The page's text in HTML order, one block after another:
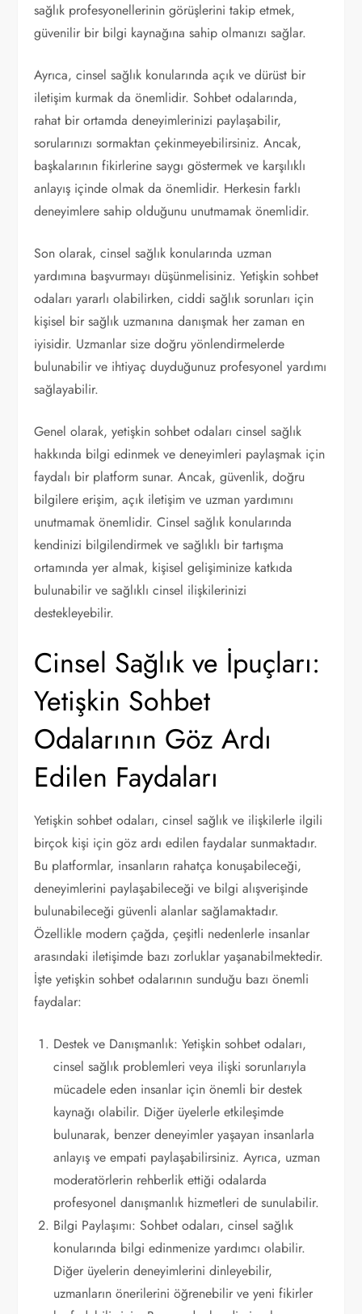
sağlık profesyonellerinin görüşlerini takip etmek,
güvenilir bir bilgi kaynağına sahip olmanızı sağlar.
Ayrıca, cinsel sağlık konularında açık ve dürüst bir
iletişim kurmak da önemlidir. Sohbet odalarında,
rahat bir ortamda deneyimlerinizi paylaşabilir,
sorularınızı sormaktan çekinmeyebilirsiniz. Ancak,
başkalarının fikirlerine saygı göstermek ve karşılıklı
anlayış içinde olmak da önemlidir. Herkesin farklı
deneyimlere sahip olduğunu unutmamak önemlidir.
Son olarak, cinsel sağlık konularında uzman
yardımına başvurmayı düşünmelisiniz. Yetişkin sohbet
odaları yararlı olabilirken, ciddi sağlık sorunları için
kişisel bir sağlık uzmanına danışmak her zaman en
iyisidir. Uzmanlar size doğru yönlendirmelerde
bulunabilir ve ihtiyaç duyduğunuz profesyonel yardımı
sağlayabilir.
Genel olarak, yetişkin sohbet odaları cinsel sağlık
hakkında bilgi edinmek ve deneyimleri paylaşmak için
faydalı bir platform sunar. Ancak, güvenlik, doğru
bilgilere erişim, açık iletişim ve uzman yardımını
unutmamak önemlidir. Cinsel sağlık konularında
kendinizi bilgilendirmek ve sağlıklı bir tartışma
ortamında yer almak, kişisel gelişiminize katkıda
bulunabilir ve sağlıklı cinsel ilişkilerinizi
destekleyebilir.
Cinsel Sağlık ve İpuçları:
Yetişkin Sohbet
Odalarının Göz Ardı
Edilen Faydaları
Yetişkin sohbet odaları, cinsel sağlık ve ilişkilerle ilgili
birçok kişi için göz ardı edilen faydalar sunmaktadır.
Bu platformlar, insanların rahatça konuşabileceği,
deneyimlerini paylaşabileceği ve bilgi alışverişinde
bulunabileceği güvenli alanlar sağlamaktadır.
Özellikle modern çağda, çeşitli nedenlerle insanlar
arasındaki iletişimde bazı zorluklar yaşanabilmektedir.
İşte yetişkin sohbet odalarının sunduğu bazı önemli
faydalar:
Destek ve Danışmanlık: Yetişkin sohbet odaları,
cinsel sağlık problemleri veya ilişki sorunlarıyla
mücadele eden insanlar için önemli bir destek
kaynağı olabilir. Diğer üyelerle etkileşimde
bulunarak, benzer deneyimler yaşayan insanlarla
anlayış ve empati paylaşabilirsiniz. Ayrıca, uzman
moderatörlerin rehberlik ettiği odalarda
profesyonel danışmanlık hizmetleri de sunulabilir.
Bilgi Paylaşımı: Sohbet odaları, cinsel sağlık
konularında bilgi edinmenize yardımcı olabilir.
Diğer üyelerin deneyimlerini dinleyebilir,
uzmanların önerilerini öğrenebilir ve yeni fikirler